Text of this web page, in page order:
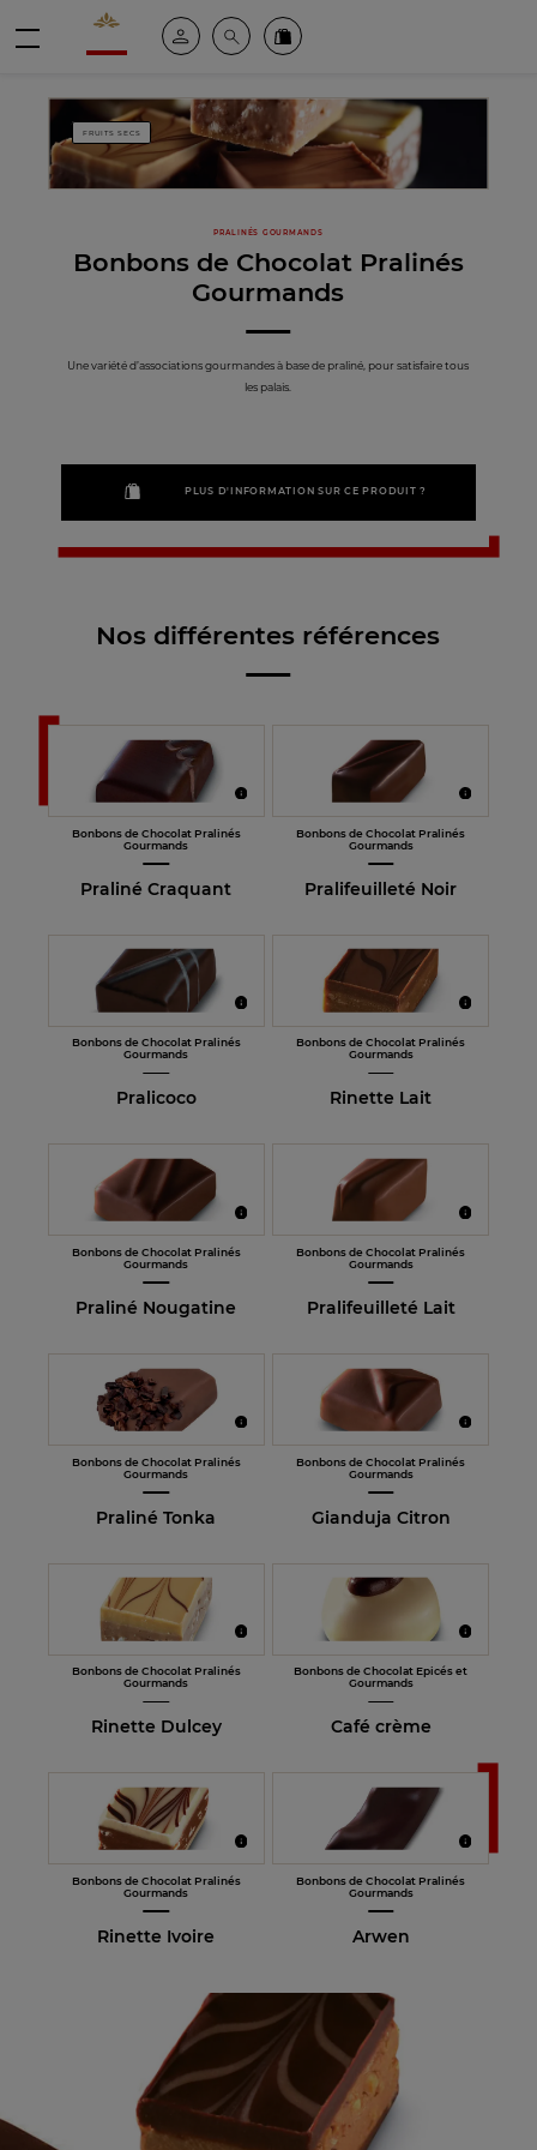
Valrhona - Imaginons le meilleur du chocolat
Espace clientRechercheCommandez en ligne
FRUITS SECS
PRALINÉS GOURMANDS
Bonbons de Chocolat Pralinés
Gourmands
Une variété d’associations gourmandes à base de praliné, pour satisfaire tous
les palais.
PLUS D'INFORMATION SUR CE PRODUIT ?
Nos différentes références
Bonbons de Chocolat Pralinés
Gourmands
Praliné Craquant
Bonbons de Chocolat Pralinés
Gourmands
Pralifeuilleté Noir
Bonbons de Chocolat Pralinés
Gourmands
Pralicoco
Bonbons de Chocolat Pralinés
Gourmands
Rinette Lait
Bonbons de Chocolat Pralinés
Gourmands
Praliné Nougatine
Bonbons de Chocolat Pralinés
Gourmands
Pralifeuilleté Lait
Bonbons de Chocolat Pralinés
Gourmands
Praliné Tonka
Bonbons de Chocolat Pralinés
Gourmands
Gianduja Citron
Bonbons de Chocolat Pralinés
Gourmands
Rinette Dulcey
Bonbons de Chocolat Epicés et
Gourmands
Café crème
Bonbons de Chocolat Pralinés
Gourmands
Rinette Ivoire
Bonbons de Chocolat Pralinés
Gourmands
Arwen